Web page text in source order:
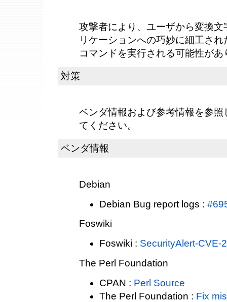
攻撃者により、ユーザから変換
リケーションへの巧妙に細工さ
コマンドを実行される可能性があ
対策
ベンダ情報および参考情報を参
てください。
ベンダ情報
Debian
Debian Bug report logs :
Foswiki
Foswiki : SecurityAlert-CVE-
The Perl Foundation
CPAN : Perl Source
The Perl Foundation : Fix